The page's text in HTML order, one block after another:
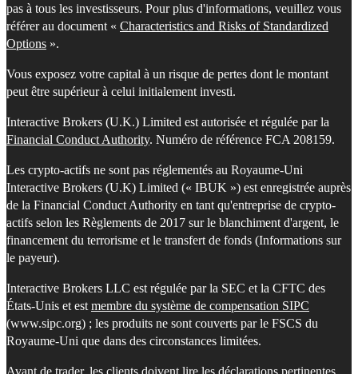
pas à tous les investisseurs. Pour plus d'informations, veuillez vous
référer au document « Characteristics and Risks of Standardized
Options ».
Vous exposez votre capital à un risque de pertes dont le montant
peut être supérieur à celui initialement investi.
Interactive Brokers (U.K.) Limited est autorisée et régulée par la
Financial Conduct Authority. Numéro de référence FCA 208159.
Les crypto-actifs ne sont pas réglementés au Royaume-Uni
Interactive Brokers (U.K) Limited (« IBUK ») est enregistrée auprès
de la Financial Conduct Authority en tant qu'entreprise de crypto-
actifs selon les Règlements de 2017 sur le blanchiment d'argent, le
financement du terrorisme et le transfert de fonds (Informations sur
le payeur).
Interactive Brokers LLC est régulée par la SEC et la CFTC des
États-Unis et est membre du système de compensation SIPC
(www.sipc.org) ; les produits ne sont couverts par le FSCS du
Royaume-Uni que dans des circonstances limitées.
Avant de trader, les clients doivent lire les déclarations pertinentes